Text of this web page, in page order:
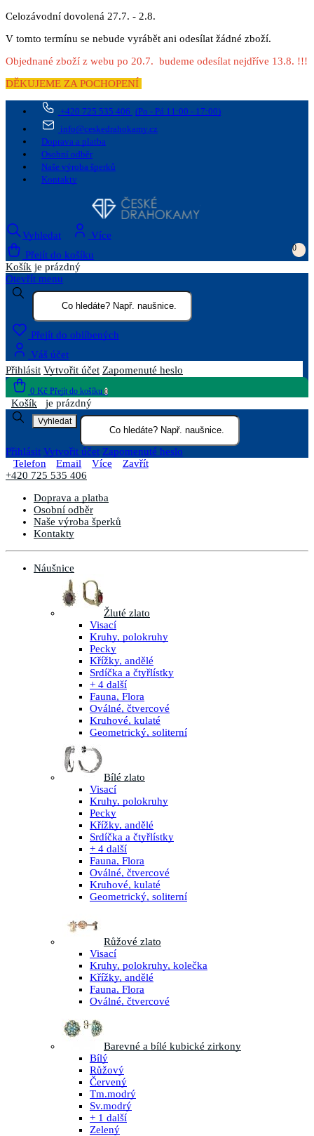
Celozávodní dovolená 27.7. - 2.8.
V tomto termínu se nebude vyrábět ani odesílat žádné zboží.
Objednané zboží z webu po 20.7. budeme odesílat nejdříve 13.8. !!!
DĚKUJEME ZA POCHOPENÍ
+420 725 535 406 (Po - Pá 11:00 - 17:00)
info@ceskedrahokamy.cz
Doprava a platba
Osobní odběr
Naše výroba šperků
Kontakty
Vyhledat
Více
Přejít do košíku
0
Košík je prázdný
Otevřít menu
Přejít do oblíbených
Váš účet
Přihlásit Vytvořit účet Zapomenuté heslo
0 Kč Přejít do košíku 0
Košík je prázdný
Vyhledat
Přihlásit Vytvořit účet Zapomenuté heslo
Telefon
Email Více
Zavřít
+420 725 535 406
Doprava a platba
Osobní odběr
Naše výroba šperků
Kontakty
Náušnice
Žluté zlato
Visací
Kruhy, polokruhy
Pecky
Křížky, andělé
Srdíčka a čtyřlístky
+ 4 další
Fauna, Flora
Oválné, čtvercové
Kruhové, kulaté
Geometrický, soliterní
Bílé zlato
Visací
Kruhy, polokruhy
Pecky
Křížky, andělé
Srdíčka a čtyřlístky
+ 4 další
Fauna, Flora
Oválné, čtvercové
Kruhové, kulaté
Geometrický, soliterní
Růžové zlato
Visací
Kruhy, polokruhy, kolečka
Křížky, andělé
Fauna, Flora
Oválné, čtvercové
Barevné a bílé kubické zirkony
Bílý
Růžový
Červený
Tm.modrý
Sv.modrý
+ 1 další
Zelený